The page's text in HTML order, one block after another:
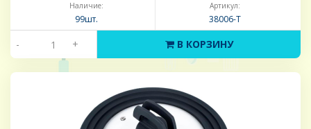
Наличие:
99шт.
Артикул:
38006-Т
- + В КОРЗИНУ